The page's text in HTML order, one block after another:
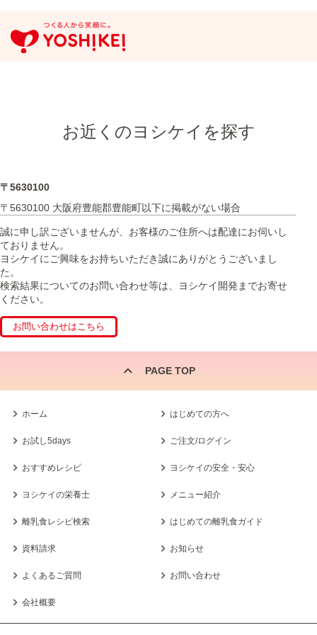
お近くのヨシケイを探す
〒5630100
〒5630100 大阪府豊能郡豊能町以下に掲載がない場合
誠に申し訳ございませんが、お客様のご住所へは配達にお伺いし
ておりません。
ヨシケイにご興味をお持ちいただき誠にありがとうございまし
た。
検索結果についてのお問い合わせ等は、ヨシケイ開発までお寄せ
ください。
PAGE TOP
ホーム はじめての方へ
お試し5days ご注文/ログイン
おすすめレシピ ヨシケイの安全・安心
ヨシケイの栄養士 メニュー紹介
離乳食レシピ検索 はじめての離乳食ガイド
資料請求 お知らせ
よくあるご質問 お問い合わせ
会社概要